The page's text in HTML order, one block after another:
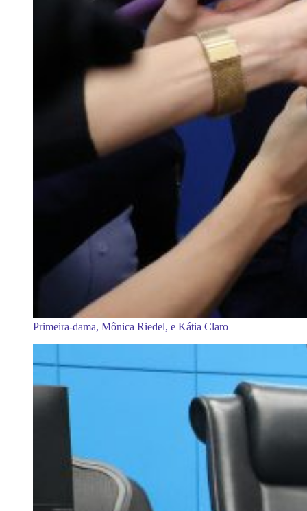
Primeira-dama, Mônica Riedel, e Kátia Claro